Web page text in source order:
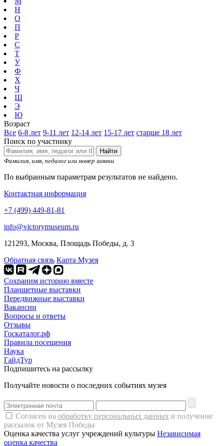
Н
О
П
Р
С
Т
У
Ф
Х
Ч
Ш
Э
Ю
Возраст
Все 6-8 лет 9-11 лет 12-14 лет 15-17 лет старше 18 лет
Поиск по участнику
Найти
Фамилия, имя, педагог или номер заявки
По выбранным параметрам результатов не найдено.
Контактная информация
+7 (499) 449-81-81
info@victorymuseum.ru
121293, Москва, Площадь Победы, д. 3
Обратная связь Карта Музея
Сохраним историю вместе
Планшетные выставки
Передвижные выставки
Вакансии
Вопросы и ответы
Отзывы
Госкаталог.рф
Правила посещения
Наука
ГайдТур
Подпишитесь на рассылку
Получайте новости о последних событиях музея
Согласен на обработку персональных данных и получение
рассылок от Музея Победы
Оценка качества услуг учреждений культуры Независимая
оценка качества